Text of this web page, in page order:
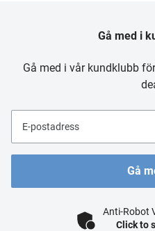
Gå med i
Gå med i vår kundklubb
E-postadress
Gå
Anti-Robot
Click to